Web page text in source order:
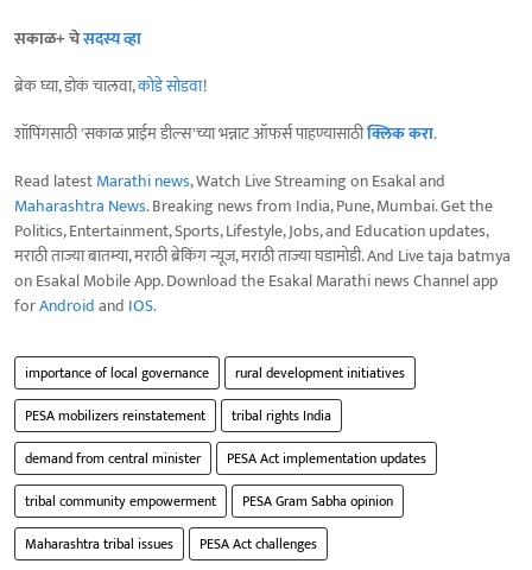
सकाळ+ चेसदस्य व्हा
ब्रेक घ्या, डोकं चालवा,कोडे सोडवा!
शॉपिंगसाठी 'सकाळ प्राईम डील्स'च्या भन्नाट ऑफर्स पाहण्यासाठीक्लिक करा.
Read latestMarathi news, Watch Live Streaming on Esakal and
Maharashtra News. Breaking news from India, Pune, Mumbai. Get the
Politics, Entertainment, Sports, Lifestyle, Jobs, and Education updates,
मराठी ताज्या बातम्या, मराठी ब्रेकिंग न्यूज, मराठी ताज्या घडामोडी. And Live taja batmya
on Esakal Mobile App. Download the Esakal Marathi news Channel app
forAndroidand IOS.
importance of local governance
rural development initiatives
PESA mobilizers reinstatement
tribal rights India
demand from central minister
PESA Act implementation updates
tribal community empowerment
PESA Gram Sabha opinion
Maharashtra tribal issues
PESA Act challenges